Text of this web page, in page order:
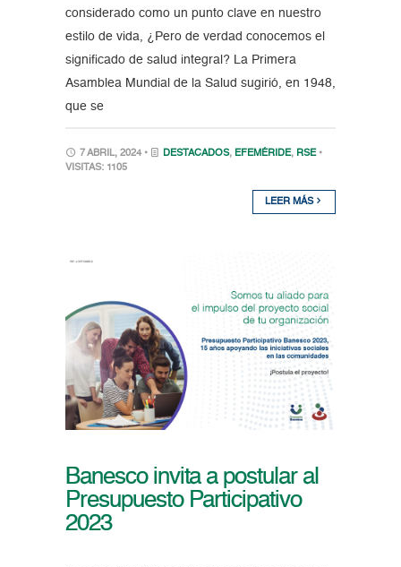
considerado como un punto clave en nuestro
estilo de vida, ¿Pero de verdad conocemos el
significado de salud integral? La Primera
Asamblea Mundial de la Salud sugirió, en 1948,
que se
7 ABRIL, 2024 • DESTACADOS, EFEMÉRIDE, RSE •
VISITAS: 1105
LEER MÁS
Banesco invita a postular al
Presupuesto Participativo
2023